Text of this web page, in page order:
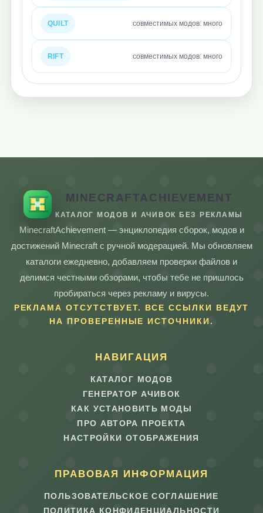
QUILT совместимых модов: много
RIFT совместимых модов: много
MINECRAFTACHIEVEMENT
КАТАЛОГ МОДОВ И АЧИВОК БЕЗ РЕКЛАМЫ
MinecraftAchievement — энциклопедия сборок, модов и
достижений Minecraft с ручной модерацией. Мы обновляем
каталоги ежедневно, добавляем проверки файлов и
делимся честными обзорами, чтобы тебе не пришлось
пробираться через рекламу и вирусы.
РЕКЛАМА ОТСУТСТВУЕТ. ВСЕ ССЫЛКИ ВЕДУТ
НА ПРОВЕРЕННЫЕ ИСТОЧНИКИ.
НАВИГАЦИЯ
КАТАЛОГ МОДОВ
ГЕНЕРАТОР АЧИВОК
КАК УСТАНОВИТЬ МОДЫ
ПРО АВТОРА ПРОЕКТА
НАСТРОЙКИ ОТОБРАЖЕНИЯ
ПРАВОВАЯ ИНФОРМАЦИЯ
ПОЛЬЗОВАТЕЛЬСКОЕ СОГЛАШЕНИЕ
ПОЛИТИКА КОНФИДЕНЦИАЛЬНОСТИ